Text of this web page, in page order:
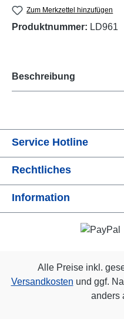
Zum Merkzettel hinzufügen
Produktnummer: LD961
Beschreibung
Service Hotline
Rechtliches
Information
Alle Preise inkl.
Versandkosten und ggf.
anders